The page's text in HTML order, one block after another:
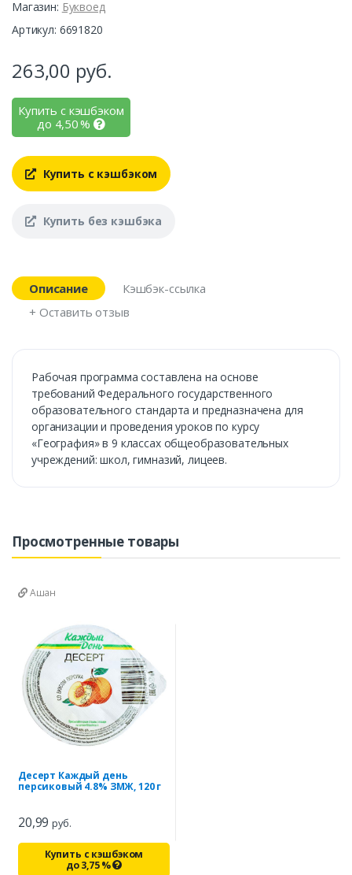
Магазин: Буквоед
Артикул: 6691820
263,00 руб.
Купить с кэшбэком
до 4,50%
Купить с кэшбэком
Купить без кэшбэка
Описание
Кэшбэк-ссылка
+ Оставить отзыв
Рабочая программа составлена на основе
требований Федерального государственного
образовательного стандарта и предназначена для
организации и проведения уроков по курсу
«География» в 9 классах общеобразовательных
учреждений: школ, гимназий, лицеев.
Просмотренные товары
Ашан
Десерт Каждый день
персиковый 4.8% ЗМЖ, 120 г
20,99руб.
Купить с кэшбэком
до3,75%